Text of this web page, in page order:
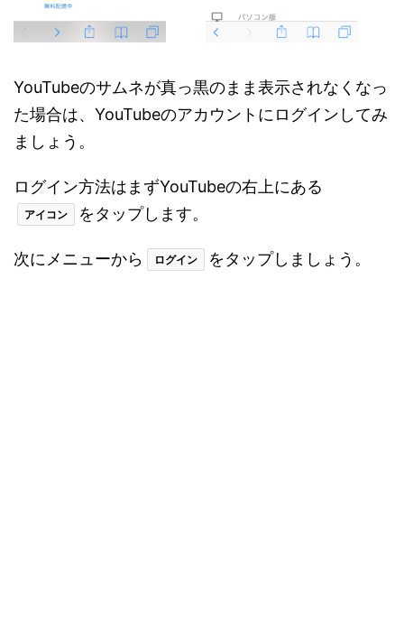
YouTubeのサムネが真っ黒のまま表示されなくなっ
た場合は、YouTubeのアカウントにログインしてみ
ましょう。
ログイン方法はまずYouTubeの右上にある
アイコン をタップします。
次にメニューから ログイン をタップしましょう。